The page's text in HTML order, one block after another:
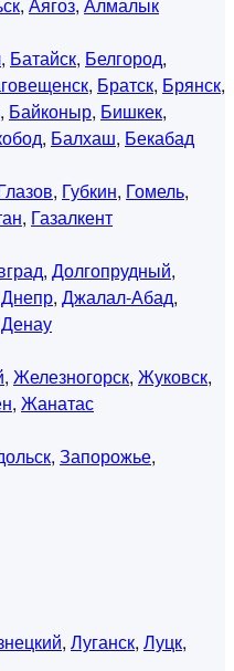
, Батайск, Белгород,
, Братск, Брянск,
, Байконыр, Бишкек,
, Балхаш, Бекабад
, Губкин, Гомель,
, Газалкент
, Долгопрудный,
Днепр, Джалал-Абад,
Денау
, Железногорск, Жуковск,
, Жанатас
, Запорожье,
, Луганск, Луцк,